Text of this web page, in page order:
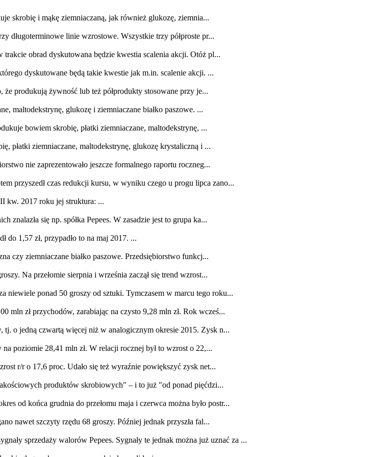
skrobię i mąkę ziemniaczaną, jak również glukozę, ziemnia...
długoterminowe linie wzrostowe. Wszystkie trzy półproste pr...
obrad dyskutowana będzie kwestia scalenia akcji. Otóż pl...
dyskutowane będą takie kwestie jak m.in. scalenie akcji. ...
produkują żywność lub też półprodukty stosowane przy je...
maltodekstrynę, glukozę i ziemniaczane białko paszowe. ...
bowiem skrobię, płatki ziemniaczane, maltodekstrynę, ...
płatki ziemniaczane, maltodekstrynę, glukozę krystaliczną i ...
nie zaprezentowało jeszcze formalnego raportu roczneg...
przyszedł czas redukcji kursu, w wyniku czego u progu lipca zano...
kw. 2017 roku jej struktura: ...
znalazła się np. spółka Pepees. W zasadzie jest to grupa ka...
do 1,57 zł, przypadło to na maj 2017. ...
czy ziemniaczane białko paszowe. Przedsiębiorstwo funkcj...
Na przełomie sierpnia i września zaczął się trend wzrost...
niewiele ponad 50 groszy od sztuki. Tymczasem w marcu tego roku...
mln zł przychodów, zarabiając na czysto 9,28 mln zł. Rok wcześ...
tj. o jedną czwartą więcej niż w analogicznym okresie 2015. Zysk n...
poziomie 28,41 mln zł. W relacji rocznej był to wzrost o 22,...
r/r o 17,6 proc. Udało się też wyraźnie powiększyć zysk net...
produktów skrobiowych" – i to już "od ponad pięćdzi...
od końca grudnia do przełomu maja i czerwca można było postr...
nawet szczyty rzędu 68 groszy. Później jednak przyszła fal...
sprzedaży walorów Pepees. Sygnały te jednak można już uznać za ...